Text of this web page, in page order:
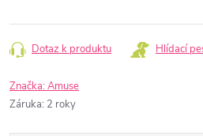
Dotaz k produktu Hlídací
Značka:Amuse
Záruka: 2 roky